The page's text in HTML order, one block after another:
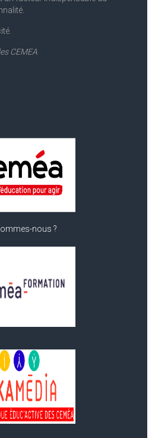
CEMEA
nous ?